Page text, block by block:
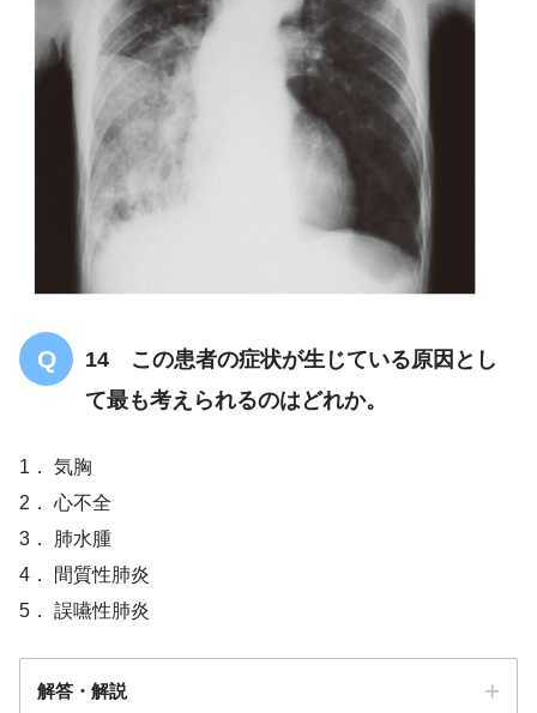
14 この患者の症状が生じている原因とし
て最も考えられるのはどれか。
1． 気胸
2． 心不全
3． 肺水腫
4． 間質性肺炎
5． 誤嚥性肺炎
解答・解説